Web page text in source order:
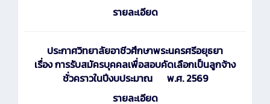
รายละเอียด
ประกาศวิทยาลัยอาชีวศึกษาพระนครศรีอยุธยา
เรื่อง การรับสมัครบุคคลเพื่อสอบคัดเลือกเป็นลูกจ้าง
ชั่วคราวในปีงบประมาณ พ.ศ. 2569
รายละเอียด